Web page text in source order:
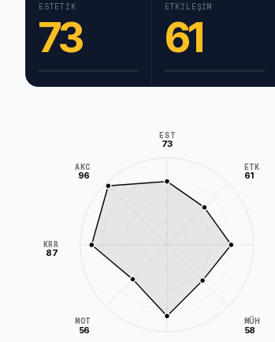
ESTETIK
73
ETKILEŞIM
61
EST
73
ETK
61
MÜH
58
MOT
56
KRR
87
AKC
96